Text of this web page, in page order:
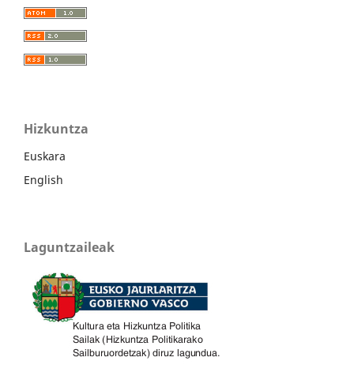
Hizkuntza
Euskara
English
Laguntzaileak